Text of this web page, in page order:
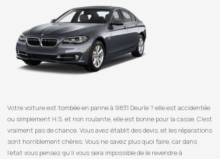
Votre voiture est tombée en panne à 9831 Deurle ? elle est accidentée
ou simplement H.S. et non roulante, elle est bonne pour la casse. C’est
vraiment pas de chance. Vous avez établit des devis, et les réparations
sont horriblement chères. Vous ne savez plus quoi faire, car dans
l’etat vous pensez qu’il vous sera impossible de le revendre à